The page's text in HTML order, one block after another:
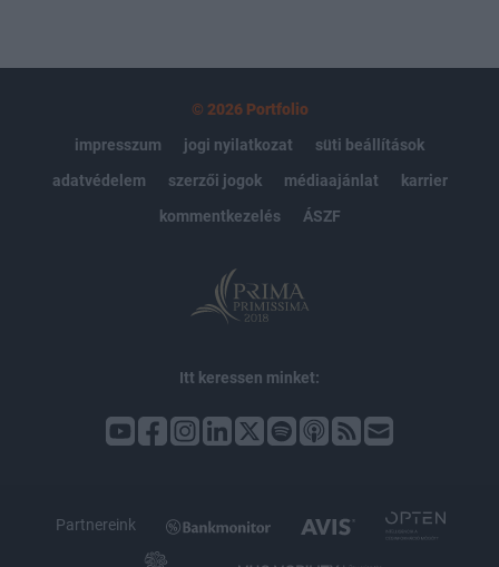
© 2026 Portfolio
impresszum
jogi nyilatkozat
süti beállítások
adatvédelem
szerzői jogok médiaajánlat
karrier
kommentkezelés
ÁSZF
Itt keressen minket:
Partnereink